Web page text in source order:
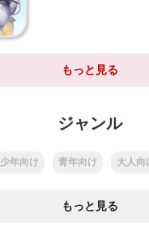
もっと見る
ジャンル
少年向け 青年向け 大人向
もっと見る